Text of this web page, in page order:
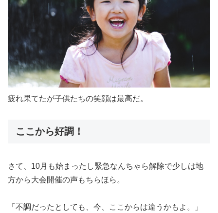
疲れ果てたが子供たちの笑顔は最高だ。
ここから好調！
さて、10月も始まったし緊急なんちゃら解除で少しは地
方から大会開催の声もちらほら。
「不調だったとしても、今、ここからは違うかもよ。」